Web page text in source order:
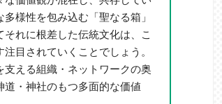
様性を包み込む「聖なる箱」
れに根差した伝統文化は、こ
目されていくことでしょう。
える組織・ネットワークの奥
・神社のもつ多面的な価値